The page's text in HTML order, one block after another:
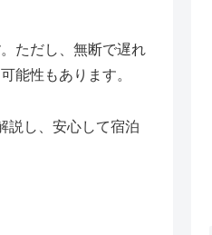
。ただし、無断で遅れ
能性もあります。
説し、安心して宿泊